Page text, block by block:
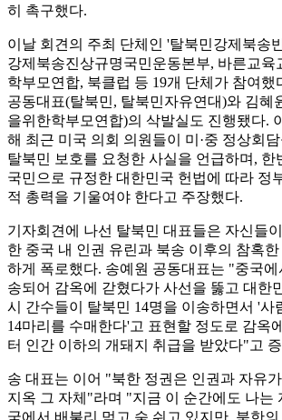
히 촉구했다.
이날 회견의 주최 단체인 '탈북민강제북송
강제북송진상규명국민운동본부, 바른교육
학부모연합, 북클럽 등 19개 단체가 참여했
공동대표(탈북민, 탈북민자유연대)와 김혜
을위한학부모연합)의 삭발실도 진행됐다.
해 최근 미국 의회 의원들이 미·중 정상회
탈북민 보호를 요청한 사실을 언급하며, 한
국민으로 규정한 대한민국 헌법에 따라 정
적 총력을 기울여야 한다고 주장했다.
기자회견에 나선 탈북민 대표들은 자신들
한 중국 내 인권 유린과 북송 이후의 참혹
하게 폭로했다. 송예원 공동대표는 "중국에
송되어 감옥에 갇혔다가 사선을 뚫고 대한
시 간수들이 탈북민 14명을 이송하면서 '사
14마리를 수매한다'고 표현할 정도로 감옥
터 인간 이하의 개돼지 취급을 받았다"고
송 대표는 이어 "북한 정권은 인권과 자유
지옥 그 자체"라며 "지금 이 순간에도 나는
국에서 배불리 먹고 숨 쉬고 있지만, 북한